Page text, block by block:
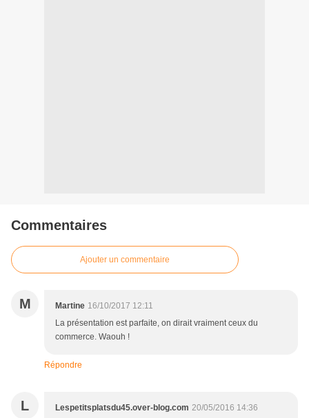
Commentaires
Ajouter un commentaire
M Martine 16/10/2017 12:11
La présentation est parfaite, on dirait vraiment ceux du
commerce. Waouh !
Répondre
L Lespetitsplatsdu45.over-blog.com 20/05/2016 14:36